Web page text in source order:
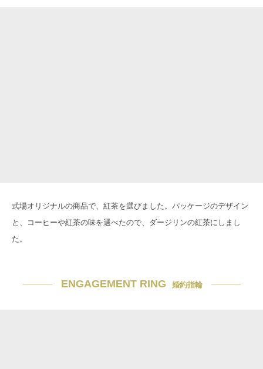
式場オリジナルの商品で、紅茶を選びました。パッケージのデザイン
と、コーヒーや紅茶の味を選べたので、ダージリンの紅茶にしまし
た。
ENGAGEMENT RING 婚約指輪